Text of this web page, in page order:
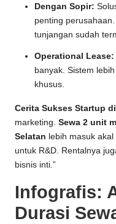
Dengan Sopir:
penting
tunjangan sudah
Operational Lease:
banyak. Sistem
khusus.
Cerita Sukses Startup
marketing. Sewa 2 unit
Selatan lebih masuk
untuk R&D. Rentalnya
bisnis inti.”
Infografis:
Durasi